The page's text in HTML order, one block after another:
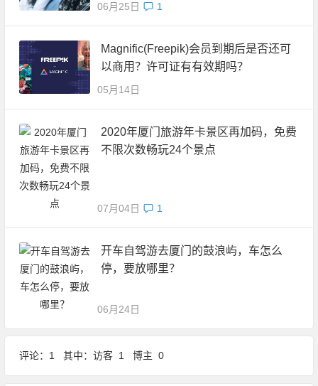
06月25日 1
Magnific(Freepik)会员到期后是否还可
以商用？许可证有有效期吗？
05月14日
2020年厦门旅游年卡景区再加码，免费
不限次数畅玩24个景点
07月04日 1
开车自驾游去厦门的鼓浪屿，车怎么
停，要放哪里？
06月24日
评论：1 其中：访客 1 博主 0